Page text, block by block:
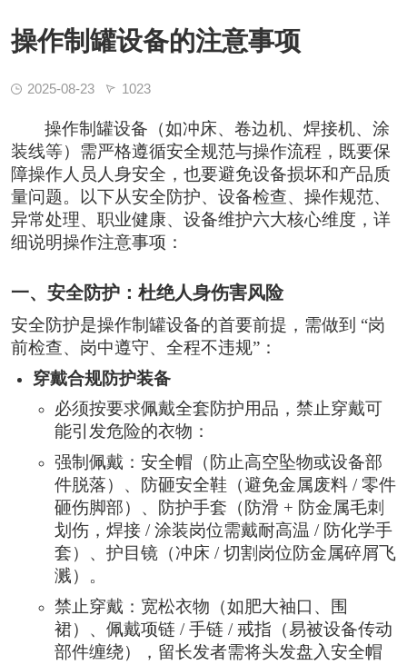
操作制罐设备的注意事项
2025-08-23 1023
操作制罐设备（如冲床、卷边机、焊接机、涂
装线等）需严格遵循安全规范与操作流程，既要保
障操作人员人身安全，也要避免设备损坏和产品质
量问题。以下从安全防护、设备检查、操作规范、
异常处理、职业健康、设备维护六大核心维度，详
细说明操作注意事项：
一、安全防护：杜绝人身伤害风险
安全防护是操作制罐设备的首要前提，需做到 “岗
前检查、岗中遵守、全程不违规”：
穿戴合规防护装备
必须按要求佩戴全套防护用品，禁止穿戴可
能引发危险的衣物：
强制佩戴：安全帽（防止高空坠物或设备部
件脱落）、防砸安全鞋（避免金属废料 / 零件
砸伤脚部）、防护手套（防滑 + 防金属毛刺
划伤，焊接 / 涂装岗位需戴耐高温 / 防化学手
套）、护目镜（冲床 / 切割岗位防金属碎屑飞
溅）。
禁止穿戴：宽松衣物（如肥大袖口、围
裙）、佩戴项链 / 手链 / 戒指（易被设备传动
部件缠绕），留长发者需将头发盘入安全帽